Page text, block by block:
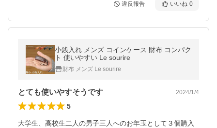
違反報告 いいね 0
小銭入れ メンズ コインケース 財布 コンパク
ト 使いやすい Le sourire
財布 メンズ Le sourire
とても使いやすそうです 2024/1/4
5
大学生、高校生二人の男子三人へのお年玉として３個購入